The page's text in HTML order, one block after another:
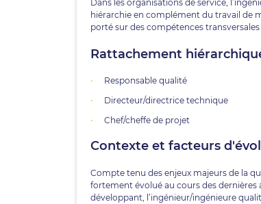
Dans les organisations de service,
hiérarchie en complément du travail de
porté sur des compétences
Rattachement
Responsable qualité
Directeur/directrice technique
Chef/cheffe de projet
Contexte et facteurs
Compte tenu des enjeux majeurs de la
fortement évolué au cours des dernières
développant, l’ingénieur/ingénieure